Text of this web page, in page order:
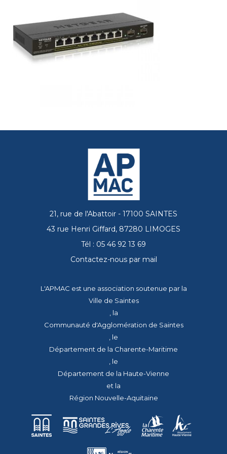
21, rue de l'Abattoir - 17100 SAINTES
43 rue Henri Giffard, 87280 LIMOGES
Tél : 05 46 92 13 69
Contactez-nous par mail
L'APMAC est une association soutenue par la
Ville de Saintes
, la
Communauté d'Agglomération de Saintes
, le
Département de la Charente-Maritime
, le
Département de la Haute-Vienne
et la
Région Nouvelle-Aquitaine